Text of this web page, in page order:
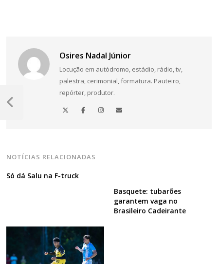
Osires Nadal Júnior
Locução em autódromo, estádio, rádio, tv,
palestra, cerimonial, formatura. Pauteiro,
repórter, produtor.
NOTÍCIAS RELACIONADAS
Só dá Salu na F-truck
Basquete: tubarões
garantem vaga no
Brasileiro Cadeirante
Navegação
de
Post